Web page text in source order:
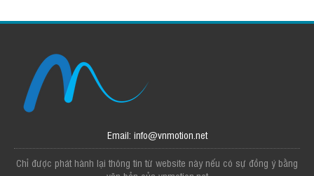
Email: info@vnmotion.net
Chỉ được phát hành lại thông tin từ website này nếu có sự đồng ý bằng